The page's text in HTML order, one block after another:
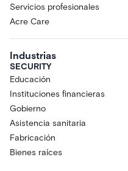
Servicios profesionales
Acre Care
Industrias
SECURITY
Educación
Instituciones financieras
Gobierno
Asistencia sanitaria
Fabricación
Bienes raíces